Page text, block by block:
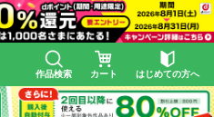
作品検索 カート はじめての方へ